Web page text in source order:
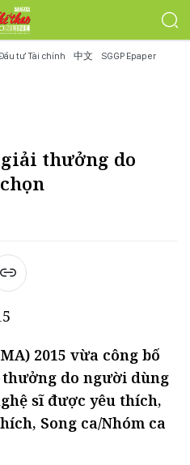
tư Tài chính 中文 SGGP Epaper
giải thưởng do
2015 vừa công bố
thưởng do người dùng
sĩ được yêu thích,
Song ca/Nhóm ca